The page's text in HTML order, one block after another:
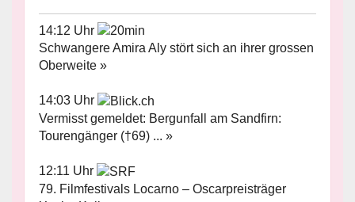
14:12 Uhr
Schwangere Amira Aly stört sich an ihrer grossen
Oberweite »
14:03 Uhr
Vermisst gemeldet: Bergunfall am Sandfirn:
Tourengänger (†69) ... »
12:11 Uhr
79. Filmfestivals Locarno – Oscarpreisträger